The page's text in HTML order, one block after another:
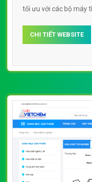
tối ưu với các bộ máy
lướt website Web
CHI TIẾT WEBSITE